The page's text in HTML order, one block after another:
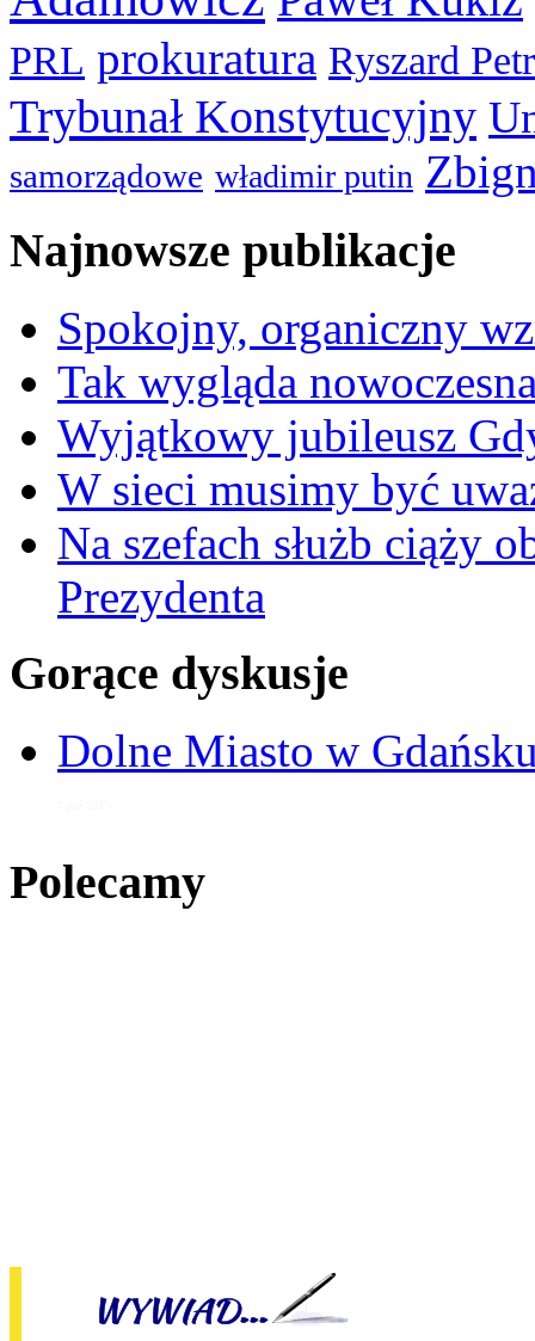
PRL prokuratura Ryszard
Trybunał Konstytucyjny
samorządowe władimir putin
Najnowsze publikacje
Spokojny, organiczny
Tak wygląda
Wyjątkowy jubileusz
W sieci musimy być
Na szefach służb ciąży
Prezydenta
Gorące dyskusje
Dolne Miasto w
Polecamy